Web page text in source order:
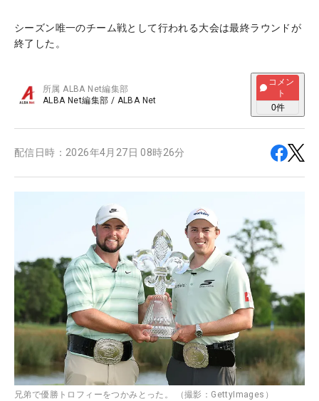
シーズン唯一のチーム戦として行われる大会は最終ラウンドが
終了した。
所属ALBA Net編集部
ALBA Net編集部 / ALBA Net
コメン
ト
0件
配信日時： 2026年4月27日 08時26分
兄弟で優勝トロフィーをつかみとった。 （撮影：GettyImages）